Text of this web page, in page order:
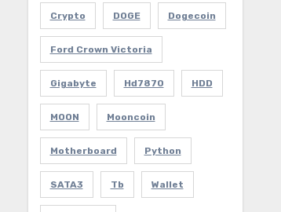
Crypto DOGE Dogecoin
Ford Crown Victoria
Gigabyte Hd7870 HDD
MOON Mooncoin
Motherboard Python
SATA3 Tb Wallet